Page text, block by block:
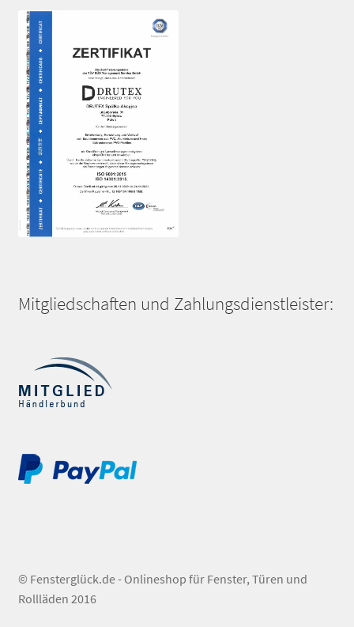
Mitgliedschaften und Zahlungsdienstleister:
© Fensterglück.de - Onlineshop für Fenster, Türen und
Rollläden 2016